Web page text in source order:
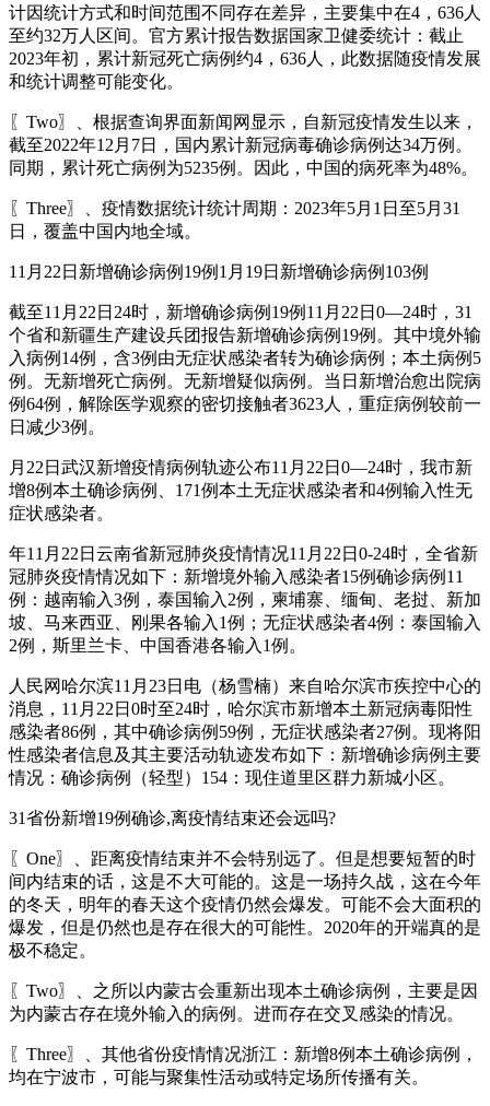
计因统计方式和时间范围不同存在差异，主要集中在4，636人
至约32万人区间。官方累计报告数据国家卫健委统计：截止
2023年初，累计新冠死亡病例约4，636人，此数据随疫情发展
和统计调整可能变化。
〖Two〗、根据查询界面新闻网显示，自新冠疫情发生以来，
截至2022年12月7日，国内累计新冠病毒确诊病例达34万例。
同期，累计死亡病例为5235例。因此，中国的病死率为48%。
〖Three〗、疫情数据统计统计周期：2023年5月1日至5月31
日，覆盖中国内地全域。
11月22日新增确诊病例19例1月19日新增确诊病例103例
截至11月22日24时，新增确诊病例19例11月22日0—24时，31
个省和新疆生产建设兵团报告新增确诊病例19例。其中境外输
入病例14例，含3例由无症状感染者转为确诊病例；本土病例5
例。无新增死亡病例。无新增疑似病例。当日新增治愈出院病
例64例，解除医学观察的密切接触者3623人，重症病例较前一
日减少3例。
月22日武汉新增疫情病例轨迹公布11月22日0—24时，我市新
增8例本土确诊病例、171例本土无症状感染者和4例输入性无
症状感染者。
年11月22日云南省新冠肺炎疫情情况11月22日0-24时，全省新
冠肺炎疫情情况如下：新增境外输入感染者15例确诊病例11
例：越南输入3例，泰国输入2例，柬埔寨、缅甸、老挝、新加
坡、马来西亚、刚果各输入1例；无症状感染者4例：泰国输入
2例，斯里兰卡、中国香港各输入1例。
人民网哈尔滨11月23日电（杨雪楠）来自哈尔滨市疾控中心的
消息，11月22日0时至24时，哈尔滨市新增本土新冠病毒阳性
感染者86例，其中确诊病例59例，无症状感染者27例。现将阳
性感染者信息及其主要活动轨迹发布如下：新增确诊病例主要
情况：确诊病例（轻型）154：现住道里区群力新城小区。
31省份新增19例确诊,离疫情结束还会远吗?
〖One〗、距离疫情结束并不会特别远了。但是想要短暂的时
间内结束的话，这是不大可能的。这是一场持久战，这在今年
的冬天，明年的春天这个疫情仍然会爆发。可能不会大面积的
爆发，但是仍然也是存在很大的可能性。2020年的开端真的是
极不稳定。
〖Two〗、之所以内蒙古会重新出现本土确诊病例，主要是因
为内蒙古存在境外输入的病例。进而存在交叉感染的情况。
〖Three〗、其他省份疫情情况浙江：新增8例本土确诊病例，
均在宁波市，可能与聚集性活动或特定场所传播有关。